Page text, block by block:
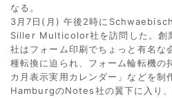
なる。
3月7日(月) 午後2時に
Siller Multicolor社を訪問した。創
社はフォーム印刷でちょっと有名な
種転換に迫られ、フォーム輪転機の
カ月表示実用カレンダー」などを制
HamburgのNotes社の翼下に入り